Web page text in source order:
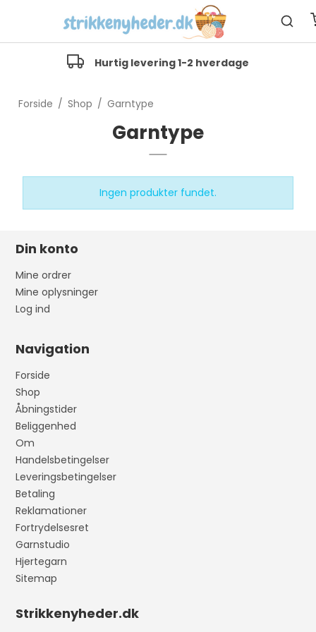
Hurtig levering 1-2 hverdage
Forside / Shop / Garntype
Garntype
Ingen produkter fundet.
Din konto
Mine ordrer
Mine oplysninger
Log ind
Navigation
Forside
Shop
Åbningstider
Beliggenhed
Om
Handelsbetingelser
Leveringsbetingelser
Betaling
Reklamationer
Fortrydelsesret
Garnstudio
Hjertegarn
Sitemap
Strikkenyheder.dk